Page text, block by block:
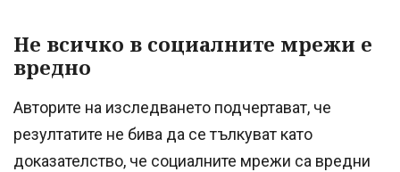
Не всичко в социалните мрежи е
вредно
Авторите на изследването подчертават, че
резултатите не бива да се тълкуват като
доказателство, че социалните мрежи са вредни